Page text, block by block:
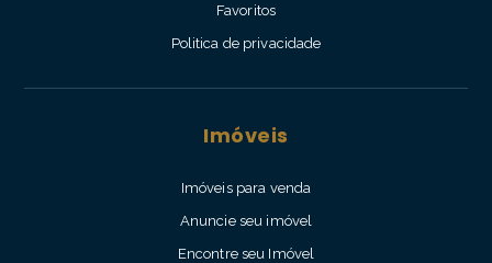
Favoritos
Politica de privacidade
Imóveis
Imóveis para venda
Anuncie seu imóvel
Encontre seu Imóvel